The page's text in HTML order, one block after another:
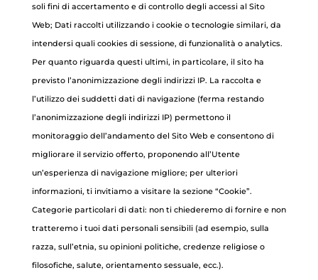
soli fini di accertamento e di controllo degli accessi al Sito
Web; Dati raccolti utilizzando i cookie o tecnologie similari, da
intendersi quali cookies di sessione, di funzionalità o analytics.
Per quanto riguarda questi ultimi, in particolare, il sito ha
previsto l’anonimizzazione degli indirizzi IP. La raccolta e
l’utilizzo dei suddetti dati di navigazione (ferma restando
l’anonimizzazione degli indirizzi IP) permettono il
monitoraggio dell’andamento del Sito Web e consentono di
migliorare il servizio offerto, proponendo all’Utente
un’esperienza di navigazione migliore; per ulteriori
informazioni, ti invitiamo a visitare la sezione “Cookie”.
Categorie particolari di dati: non ti chiederemo di fornire e non
tratteremo i tuoi dati personali sensibili (ad esempio, sulla
razza, sull’etnia, su opinioni politiche, credenze religiose o
filosofiche, salute, orientamento sessuale, ecc.).